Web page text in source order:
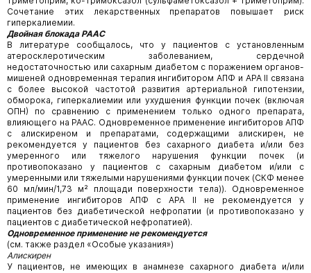
Сочетание этих лекарственных препаратов повышает риск
гиперкалиемии.
Двойная блокада РААС
В литературе сообщалось, что у пациентов с установленным
атеросклеротическим заболеванием, сердечной
недостаточностью или сахарным диабетом с поражением органов-
мишеней одновременная терапия ингибитором АПФ и АРА II связана
с более высокой частотой развития артериальной гипотензии,
обморока, гиперкалиемии или ухудшения функции почек (включая
ОПН) по сравнению с применением только одного препарата,
влияющего на РААС. Одновременное применение ингибиторов АПФ
с алискиреном и препаратами, содержащими алискирен, не
рекомендуется у пациентов без сахарного диабета и/или без
умеренного или тяжелого нарушения функции почек (и
противопоказано у пациентов с сахарным диабетом и/или с
умеренными или тяжелыми нарушениями функции почек (СКФ менее
60 мл/мин/1,73 м² площади поверхности тела)). Одновременное
применение ингибиторов АПФ с АРА II не рекомендуется у
пациентов без диабетической нефропатии (и противопоказано у
пациентов с диабетической нефропатией).
Одновременное применение не рекомендуется
(см. также раздел «Особые указания»)
Алискирен
У пациентов, не имеющих в анамнезе сахарного диабета и/или